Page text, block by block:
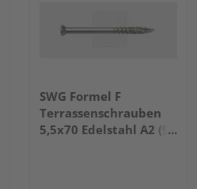
SWG Formel F
Terrassenschrauben
5,5x70 Edelstahl A2 (90